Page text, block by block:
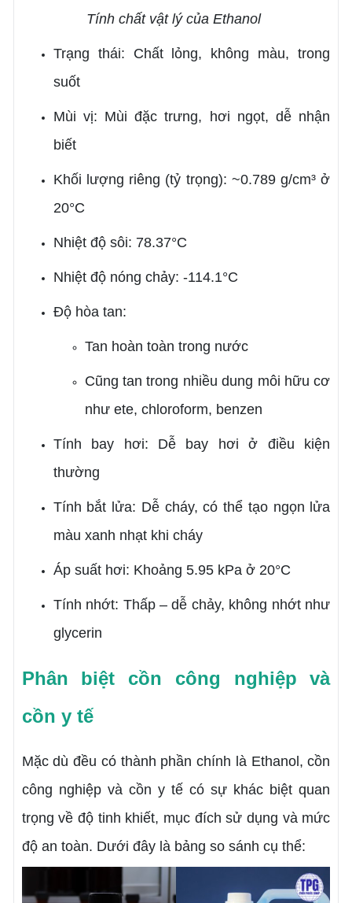
Tính chất vật lý của Ethanol
Trạng thái: Chất lỏng, không màu, trong
suốt
Mùi vị: Mùi đặc trưng, hơi ngọt, dễ nhận
biết
Khối lượng riêng (tỷ trọng): ~0.789 g/cm³ ở
20°C
Nhiệt độ sôi: 78.37°C
Nhiệt độ nóng chảy: -114.1°C
Độ hòa tan:
Tan hoàn toàn trong nước
Cũng tan trong nhiều dung môi hữu cơ
như ete, chloroform, benzen
Tính bay hơi: Dễ bay hơi ở điều kiện
thường
Tính bắt lửa: Dễ cháy, có thể tạo ngọn lửa
màu xanh nhạt khi cháy
Áp suất hơi: Khoảng 5.95 kPa ở 20°C
Tính nhớt: Thấp – dễ chảy, không nhớt như
glycerin
Phân biệt cồn công nghiệp và
cồn y tế
Mặc dù đều có thành phần chính là Ethanol, cồn
công nghiệp và cồn y tế có sự khác biệt quan
trọng về độ tinh khiết, mục đích sử dụng và mức
độ an toàn. Dưới đây là bảng so sánh cụ thể: